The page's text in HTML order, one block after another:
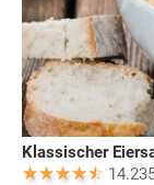
Klassischer